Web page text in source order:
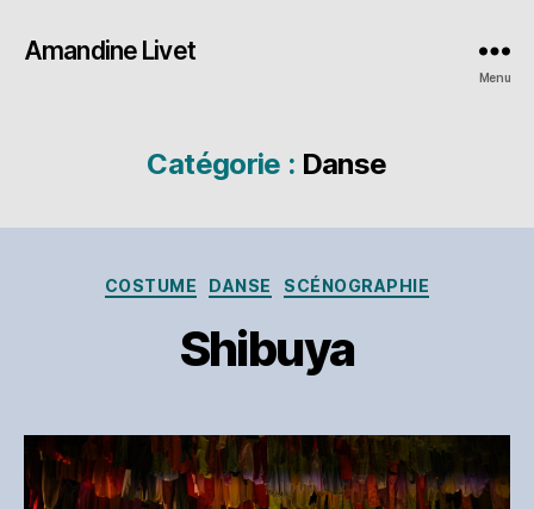
Amandine Livet
Menu
Catégorie : Danse
Catégories
COSTUME DANSE SCÉNOGRAPHIE
Shibuya